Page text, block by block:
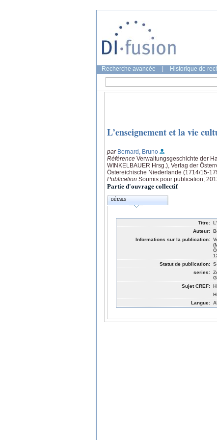
Recherche avancée Historique de
L’enseignement et la vie
par Bernard, Bruno
Référence Verwaltungsgeschichte der
WINKELBAUER Hrsg.), Verlag der
Östereichische Niederlande (1714/15-
Publication Soumis pour publication,
Partie d'ouvrage collectif
DÉTAILS
Titre:
Auteur:
Informations sur la publication:
Statut de publication:
series:
Sujet CREF:
Langue: